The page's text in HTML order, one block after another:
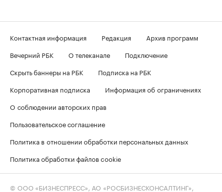
Контактная информация Редакция
Архив программ
Вечерний РБК
О телеканале
Подключение
Скрыть баннеры на РБК
Подписка на РБК
Корпоративная подписка
Информация об ограничениях
О соблюдении авторских прав
Пользовательское соглашение
Политика в отношении обработки персональных данных
Политика обработки файлов cookie
© ООО «БИЗНЕСПРЕСС», АО «РОСБИЗНЕСКОНСАЛТИНГ»,